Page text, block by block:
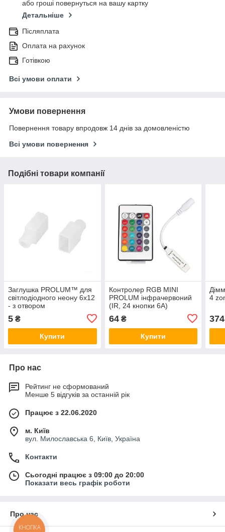
або гроші повернуться на вашу картку
Детальніше
Післяплата
Оплата на рахунок
Готівкою
Всі умови оплати
Умови повернення
Повернення товару впродовж 14 днів за домовленістю
Всі умови повернення
Подібні товари компанії
Заглушка PROLUM™ для
світлодіодного неону 6x12
- з отвором
5 ₴
Купити
Контролер RGB MINI
PROLUM інфрачервоний
(IR, 24 кнопки 6A)
64₴
Купити
4
374
Про нас
Рейтинг не сформований
Менше 5 відгуків за останній рік
Працює з 22.06.2020
м. Київ
вул. Милославська 6, Київ, Україна
Контакти
Сьогодні працює з 09:00 до 20:00
Показати весь графік роботи
Про нас
КНОПКА